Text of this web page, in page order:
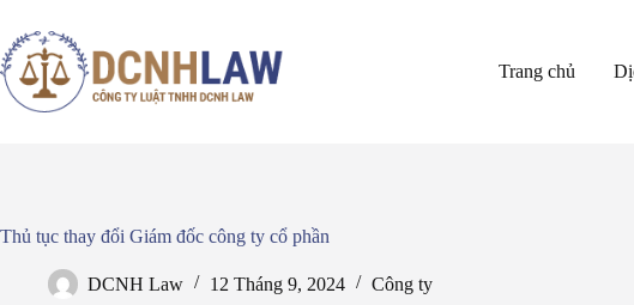
đến
phần
nội
dung
Trang chủ
Thủ tục thay đổi Giám đốc công ty cổ phần
DCNH Law 12 Tháng 9, 2024 Công ty